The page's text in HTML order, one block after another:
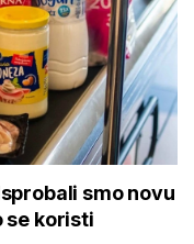
smo novu
koristi